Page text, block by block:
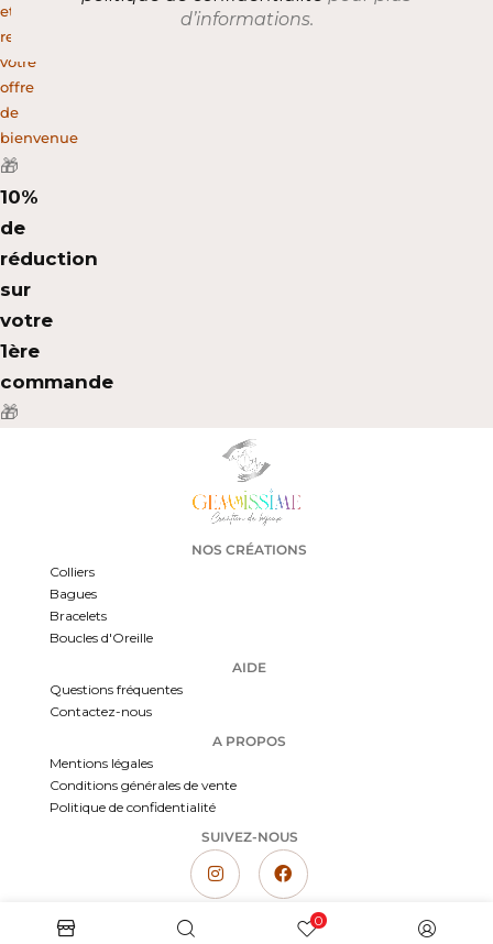
et
recevez
votre
offre
de
bienvenue
🎁
10%
de
réduction
sur
votre
1ère
commande
🎁
d’informations.
NOS CRÉATIONS
Colliers
Bagues
Bracelets
Boucles d'Oreille
AIDE
Questions fréquentes
Contactez-nous
A PROPOS
Mentions légales
Conditions générales de vente
Politique de confidentialité
SUIVEZ-NOUS
Gemmissime | Création artisanale de bijoux femme | Bijoux faits main en pierre naturelle
Copyright © 2023 Gemmissime | Marque déposée. Tous droits réservés
0